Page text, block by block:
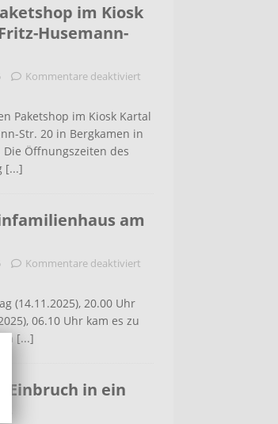
im Kiosk
Husemann-
Kommentare deaktiviert
Paketshop im Kiosk Kartal
Str. 20 in Bergkamen in
Öffnungszeiten des
[...]
am
Kommentare deaktiviert
(14.11.2025), 20.00 Uhr
06.10 Uhr kam es zu
[...]
Einbruch in ein